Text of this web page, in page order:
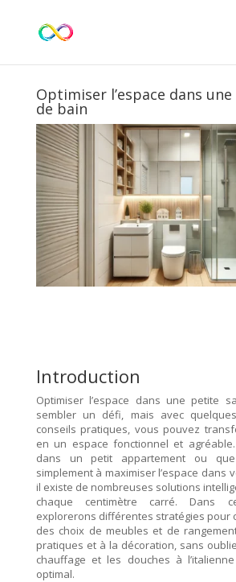
Optimiser l’espace dans
de bain
Introduction
Optimiser l’espace dans une petite
sembler un défi, mais avec
conseils pratiques, vous pouvez
en un espace fonctionnel et
dans un petit appartement ou
simplement à maximiser l’espace dans
il existe de nombreuses solutions
chaque centimètre carré. Dans
explorerons différentes stratégies pour
des choix de meubles et de
pratiques et à la décoration, sans
chauffage et les douches à
optimal.